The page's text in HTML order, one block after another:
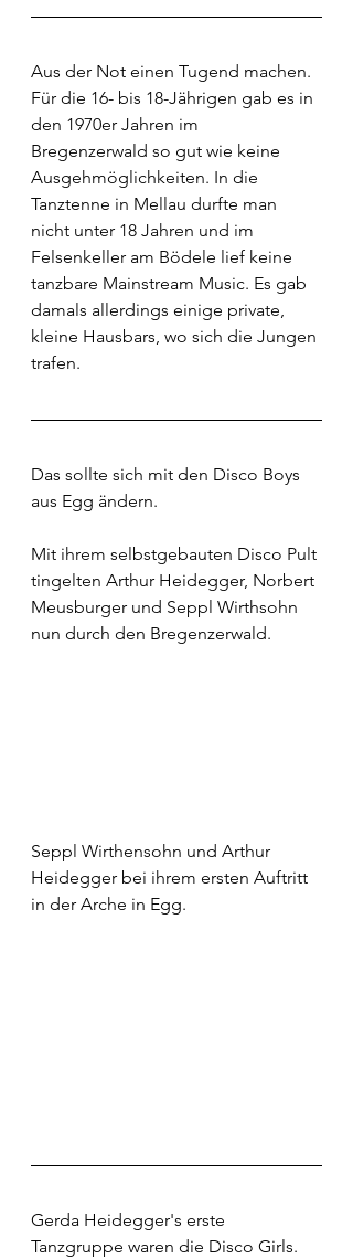
Aus der Not einen Tugend machen.
Für die 16- bis 18-Jährigen gab es in
den 1970er Jahren im
Bregenzerwald so gut wie keine
Ausgehmöglichkeiten. In die
Tanztenne in Mellau durfte man
nicht unter 18 Jahren und im
Felsenkeller am Bödele lief keine
tanzbare Mainstream Music. Es gab
damals allerdings einige private,
kleine Hausbars, wo sich die Jungen
trafen.
Das sollte sich mit den Disco Boys
aus Egg ändern.
Mit ihrem selbstgebauten Disco Pult
tingelten Arthur Heidegger, Norbert
Meusburger und Seppl Wirthsohn
nun durch den Bregenzerwald.
Seppl Wirthensohn und Arthur
Heidegger bei ihrem ersten Auftritt
in der Arche in Egg.
Gerda Heidegger's erste
Tanzgruppe waren die Disco Girls.